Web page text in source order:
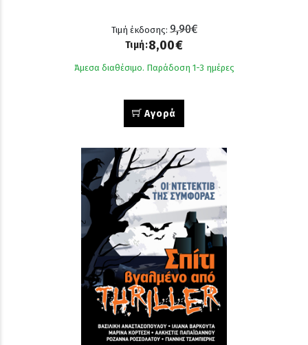
Τιμή έκδοσης: 9,90€
Τιμή:8,00€
Άμεσα διαθέσιμο. Παράδοση 1-3 ημέρες
Αγορά